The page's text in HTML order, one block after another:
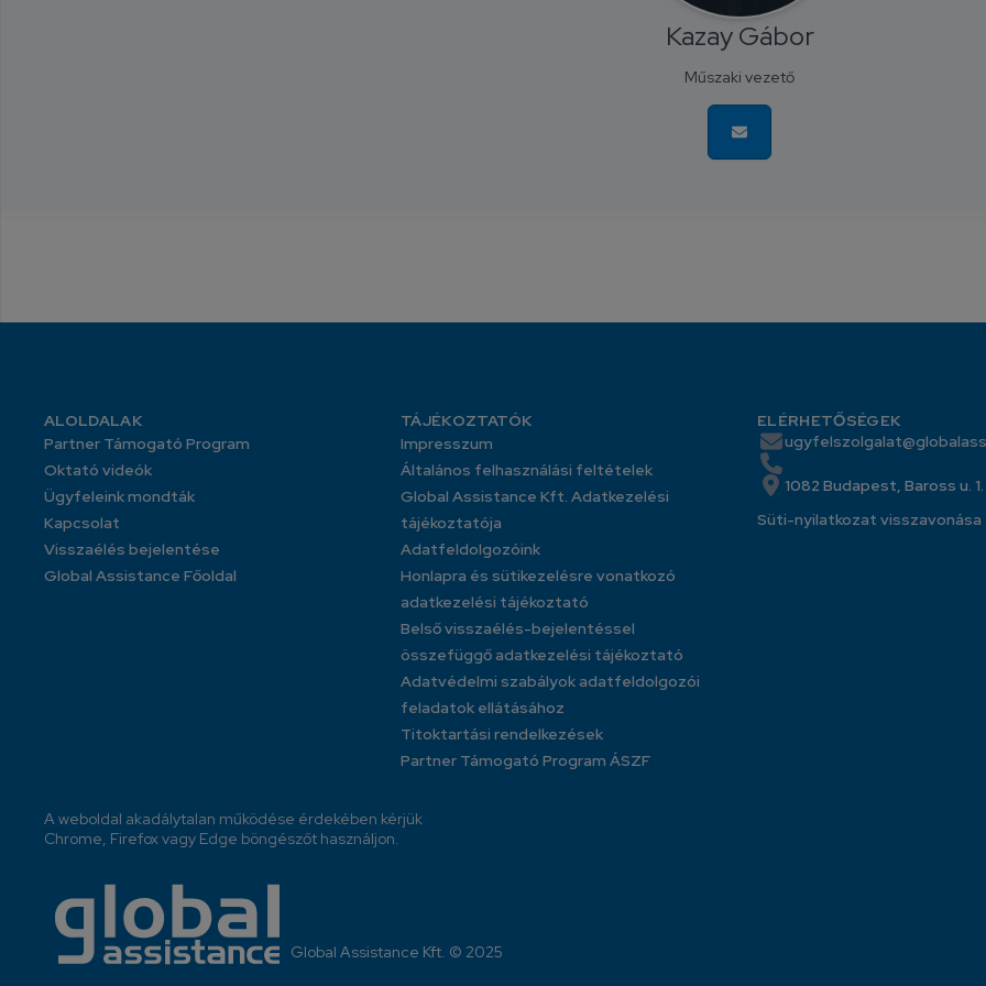
Kazay Gábor
Műszaki vezető
ALOLDALAK
Partner Támogató Program
Oktató videók
Ügyfeleink mondták
Kapcsolat
Visszaélés bejelentése
Global Assistance Főoldal
TÁJÉKOZTATÓK
Impresszum
Általános felhasználási feltételek
Global Assistance Kft. Adatkezelési
tájékoztatója
Adatfeldolgozóink
Honlapra és sütikezelésre vonatkozó
adatkezelési tájékoztató
Belső visszaélés-bejelentéssel
összefüggő adatkezelési tájékoztató
Adatvédelmi szabályok adatfeldolgozói
feladatok ellátásához
Titoktartási rendelkezések
Partner Támogató Program ÁSZF
ELÉRHETŐSÉGEK
1082 Budapest, Baross u. 1.
Süti-nyilatkozat visszavonása
A weboldal akadálytalan működése érdekében kérjük
Chrome, Firefox vagy Edge böngészőt használjon.
Global Assistance Kft. © 2025